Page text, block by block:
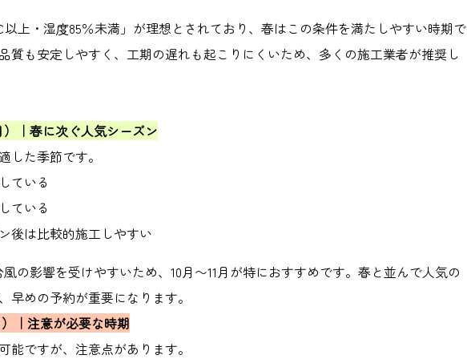
以上・湿度85％未満」が理想とされており、春はこの条件を満たしやすい時期で
質も安定しやすく、工期の遅れも起こりにくいため、多くの施工業者が推奨し
）｜春に次ぐ人気シーズン
した季節です。
ている
ている
後は比較的施工しやすい
の影響を受けやすいため、 10月〜11月が特におすすめです。春と並んで人気の
早めの予約が重要になります。
｜注意が必要な時期
能ですが、注意点があります。